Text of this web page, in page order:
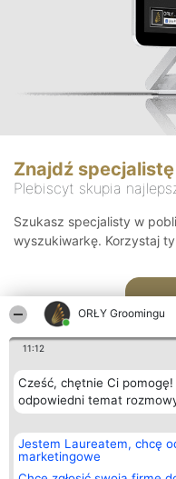
ORŁY Groomingu
11:12
Cześć, chętnie Ci
odpowiedni temat
Jestem Laureatem, chcę
marketingowe
Znajdź specjalistę
Plebiscyt skupia
Szukasz specjalisty w
wyszukiwarkę. Korzystaj
Organizator plebiscytu
Bright Side Solutions sp. z o.
o. sp. k.
ul. Ruska 22